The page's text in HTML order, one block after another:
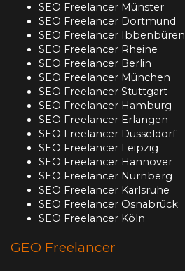
SEO Freelancer Münster
SEO Freelancer Dortmund
SEO Freelancer Ibbenbüren
SEO Freelancer Rheine
SEO Freelancer Berlin
SEO Freelancer München
SEO Freelancer Stuttgart
SEO Freelancer Hamburg
SEO Freelancer Erlangen
SEO Freelancer Düsseldorf
SEO Freelancer Leipzig
SEO Freelancer Hannover
SEO Freelancer Nürnberg
SEO Freelancer Karlsruhe
SEO Freelancer Osnabrück
SEO Freelancer Köln
GEO Freelancer